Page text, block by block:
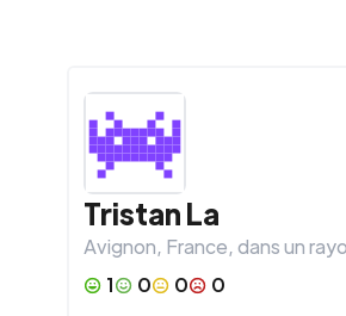
Tristan La
Avignon, France, dans un
1
0 0
0